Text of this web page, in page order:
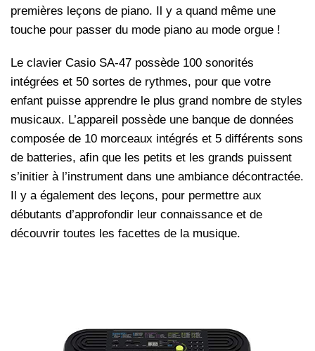
premières leçons de piano. Il y a quand même une
touche pour passer du mode piano au mode orgue !
Le clavier Casio SA-47 possède 100 sonorités
intégrées et 50 sortes de rythmes, pour que votre
enfant puisse apprendre le plus grand nombre de styles
musicaux. L’appareil possède une banque de données
composée de 10 morceaux intégrés et 5 différents sons
de batteries, afin que les petits et les grands puissent
s’initier à l’instrument dans une ambiance décontractée.
Il y a également des leçons, pour permettre aux
débutants d’approfondir leur connaissance et de
découvrir toutes les facettes de la musique.